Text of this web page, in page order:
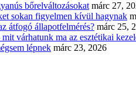
bőrelváltozásokat márc 27,
sokan figyelmen kívül hagynak
átfogó állapotfelmérés? márc 25,
várhatunk ma az esztétikai
lépnek márc 23, 2026